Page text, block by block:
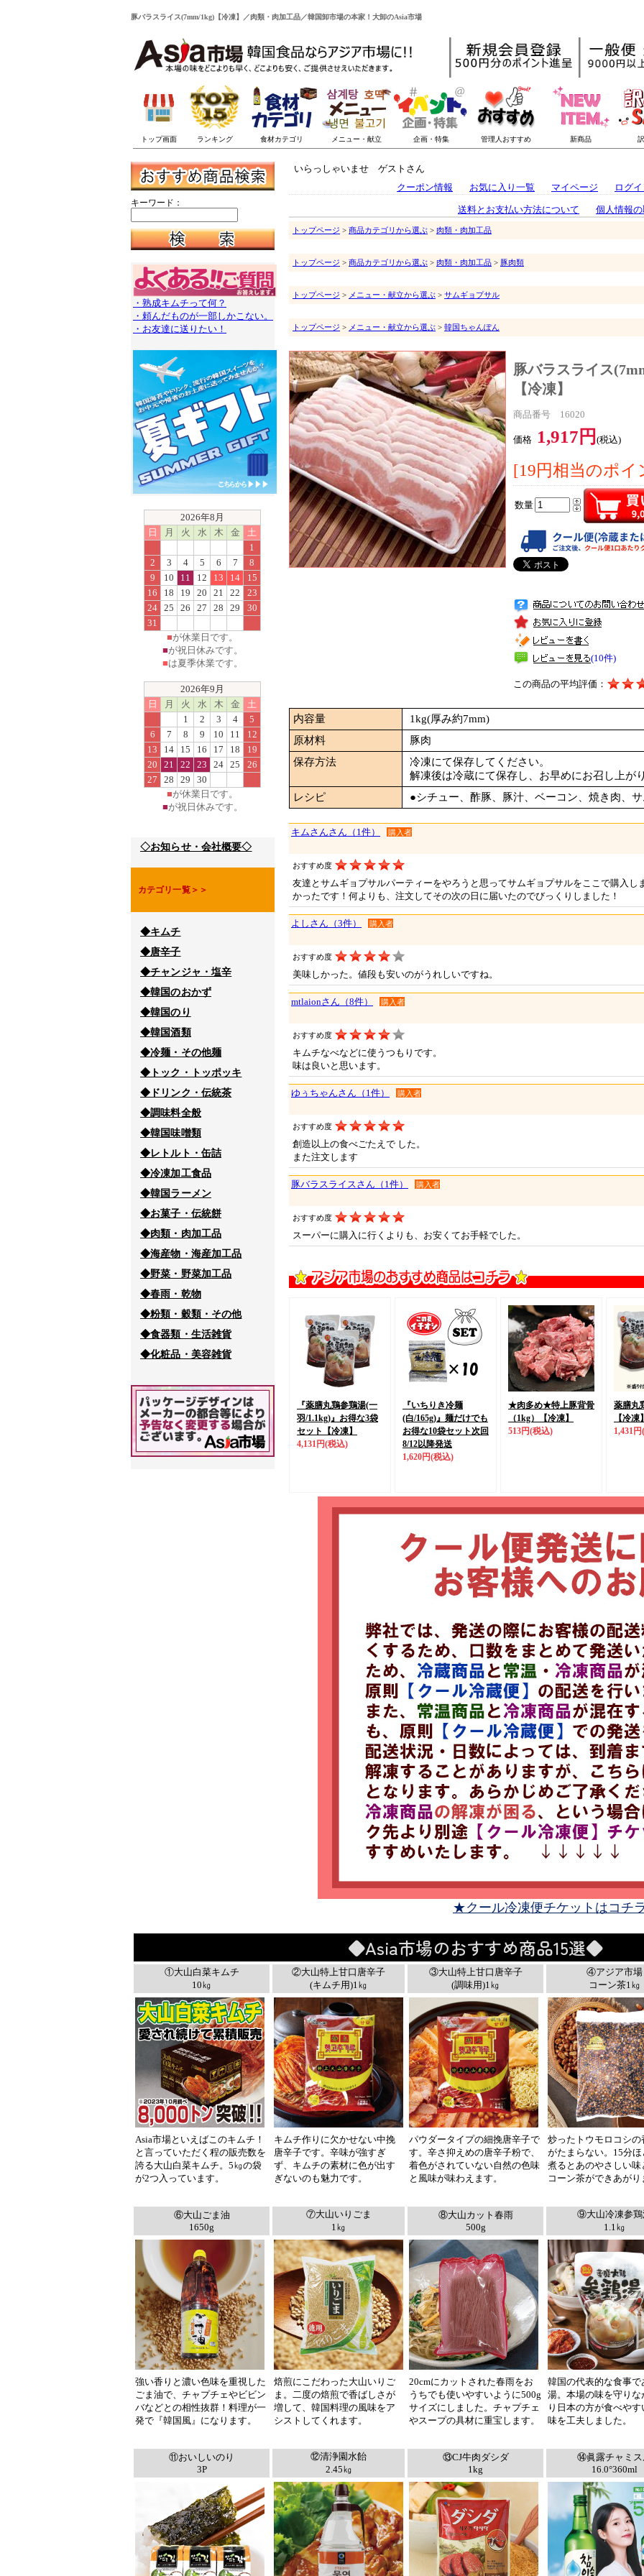
豚バラスライス(7mm/1kg)【冷凍】／肉類・肉加工品／韓国卸市場の本家！大卸のAsia市場
キーワード：
・熟成キムチって何？
・頼んだものが一部しかこない。
・お友達に送りたい！
2026年8月
日
月 火 水 木 金
土
1
2
3 4 5 6 7
8
9
10 11 12 13 14
15
16
18 19 20 21 22
23
24 25 26 27 28 29
30
31
■が休業日です。
■が祝日休みです。
■は夏季休業です。
2026年9月
日
月 火 水 木 金
土
1
2 3 4
5
6
7 8 9 10 11
12
13
14 15 16 17 18
19
20
21 22 23 24 25
26
27
28 29
30
■が休業日です。
■が祝日休みです。
◇お知らせ・会社概要◇
カテゴリ一覧＞＞
◆キムチ
◆唐辛子
◆チャンジャ・塩辛
◆韓国のおかず
◆韓国のり
◆韓国酒類
◆冷麺・その他麺
◆トック・トッポッキ
◆ドリンク・伝統茶
◆調味料全般
◆韓国味噌類
◆レトルト・缶詰
◆冷凍加工食品
◆韓国ラーメン
◆お菓子・伝統餅
◆肉類・肉加工品
◆海産物・海産加工品
◆野菜・野菜加工品
◆春雨・乾物
◆粉類・穀類・その他
◆食器類・生活雑貨
◆化粧品・美容雑貨
いらっしゃいませ ゲストさん
クーポン情報
お気に入り一覧 マイページ ログ
送料とお支払い方法について 個人情報
トップページ > 商品カテゴリから選ぶ > 肉類・肉加工品
トップページ > 商品カテゴリから選ぶ > 肉類・肉加工品 > 豚肉類
トップページ > メニュー・献立から選ぶ > サムギョプサル
トップページ > メニュー・献立から選ぶ > 韓国ちゃんぽん
豚バラスライス
【冷凍】
商品番号 16020
価格 1,917円 (税込)
[19円相当のポイ
数量
(10件)
この商品の平均評価：
内容量
1kg(厚み約7mm)
原材料
豚肉
保存方法
冷凍にて保存してください。
解凍後は冷蔵にて保存し、お早めにお召し上が
レシピ
●シチュー、酢豚、豚汁、ベーコン、焼き肉、
キムさんさん（1件） 購入者
おすすめ度
友達とサムギョプサルパーティーをやろうと思ってサムギョプサルをここで購入
かったです！何よりも、注文してその次の日に届いたのでびっくりしました！
よしさん（3件） 購入者
おすすめ度
美味しかった。値段も安いのがうれしいですね。
mtlaionさん（8件） 購入者
おすすめ度
キムチなべなどに使うつもりです。
味は良いと思います。
ゆぅちゃんさん（1件） 購入者
おすすめ度
創造以上の食べごたえで した。
また注文します
豚バラスライスさん（1件） 購入者
おすすめ度
スーパーに購入に行くよりも、お安くてお手軽でした。
『薬膳丸鶏参鶏湯(一
羽/1.1kg)』 お得な3袋
セット
【冷凍】
4,131円(税込)
『いちりき冷麺
(白/165g)』 麺だけでも
お得な10袋セット次回
8/12以降発送
1,620円(税込)
★肉多め★特上豚背骨
（1kg）
【冷凍】
513円(税込)
薬膳丸
【冷凍
1,431円
★クール冷凍便チケットはコチ